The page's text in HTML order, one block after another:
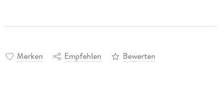
Merken Empfehlen Bewerten